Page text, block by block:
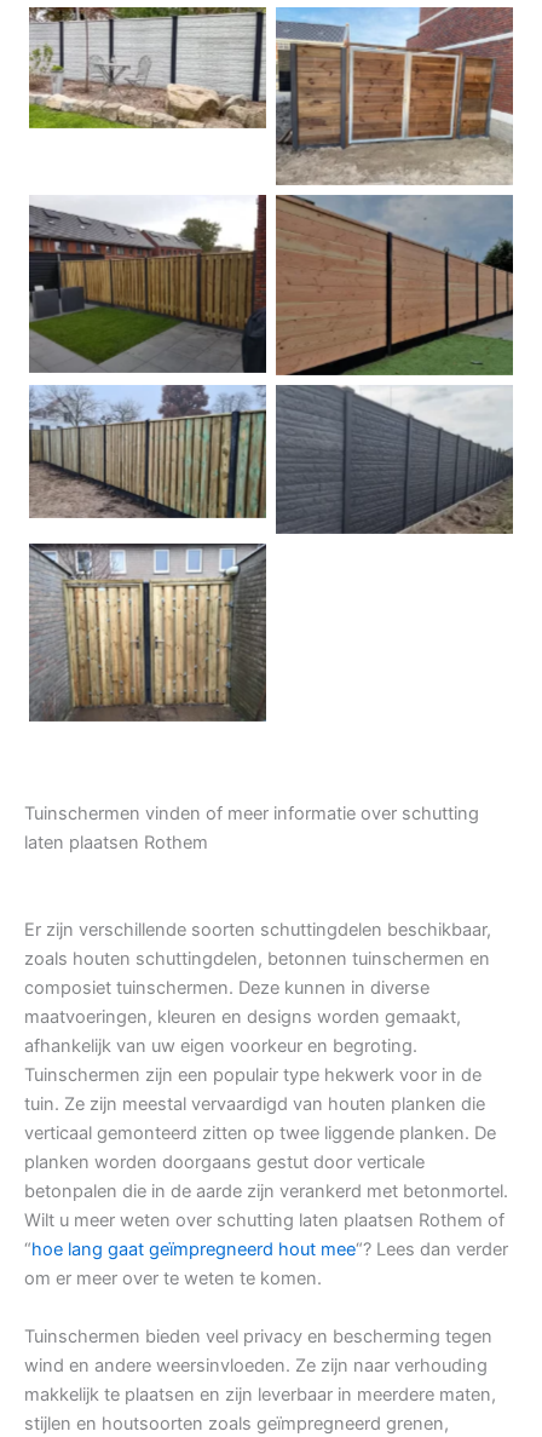
Betonschutting
Dubbele poort
Betonpalen schutting Douglas
Hout beton schuttingen Rots motief antraciet
Tuindeur grenen
Tuinschermen vinden of meer informatie over schutting
laten plaatsen Rothem
Er zijn verschillende soorten schuttingdelen beschikbaar,
zoals houten schuttingdelen, betonnen tuinschermen en
composiet tuinschermen. Deze kunnen in diverse
maatvoeringen, kleuren en designs worden gemaakt,
afhankelijk van uw eigen voorkeur en begroting.
Tuinschermen zijn een populair type hekwerk voor in de
tuin. Ze zijn meestal vervaardigd van houten planken die
verticaal gemonteerd zitten op twee liggende planken. De
planken worden doorgaans gestut door verticale
betonpalen die in de aarde zijn verankerd met betonmortel.
Wilt u meer weten over schutting laten plaatsen Rothem of
“hoe lang gaat geïmpregneerd hout mee“? Lees dan verder
om er meer over te weten te komen.
Tuinschermen bieden veel privacy en bescherming tegen
wind en andere weersinvloeden. Ze zijn naar verhouding
makkelijk te plaatsen en zijn leverbaar in meerdere maten,
stijlen en houtsoorten zoals geïmpregneerd grenen,